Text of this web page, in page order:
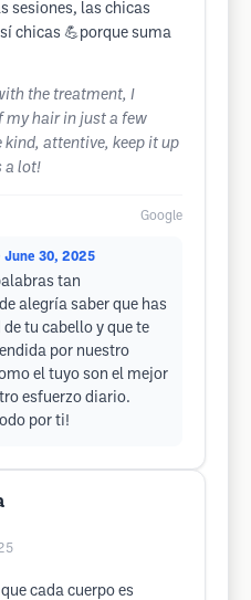
sesiones, las chicas
chicas 💪porque suma
the treatment, I
my hair in just a few
kind, attentive, keep it up
a lot!
Google
June 30, 2025
tan
alegría saber que has
tu cabello y que te
por nuestro
el tuyo son el mejor
esfuerzo diario.
por ti!
cada cuerpo es